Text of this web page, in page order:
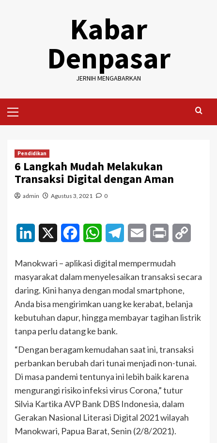
Kabar
Denpasar
JERNIH MENGABARKAN
Menu
Pendidikan
6 Langkah Mudah Melakukan
Transaksi Digital dengan Aman
admin Agustus 3, 2021 0
LinkedIn FacebookWhatsAppTelegramEmail Print
Manokwari – aplikasi digital mempermudah
masyarakat dalam menyelesaikan transaksi secara
daring. Kini hanya dengan modal smartphone,
Anda bisa mengirimkan uang ke kerabat, belanja
kebutuhan dapur, hingga membayar tagihan listrik
tanpa perlu datang ke bank.
“Dengan beragam kemudahan saat ini, transaksi
perbankan berubah dari tunai menjadi non-tunai.
Di masa pandemi tentunya ini lebih baik karena
mengurangi risiko infeksi virus Corona,” tutur
Silvia Kartika AVP Bank DBS Indonesia, dalam
Gerakan Nasional Literasi Digital 2021 wilayah
Manokwari, Papua Barat, Senin (2/8/2021).